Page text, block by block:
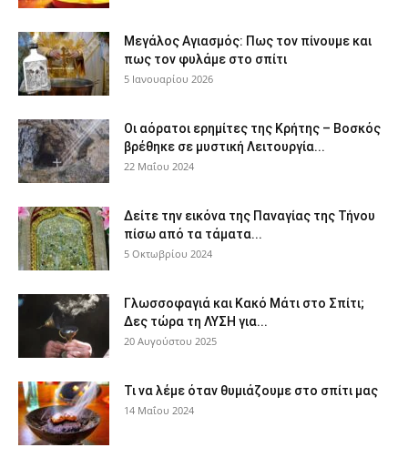
Μεγάλος Αγιασμός: Πως τον πίνουμε και
πως τον φυλάμε στο σπίτι
5 Ιανουαρίου 2026
Οι αόρατοι ερημίτες της Κρήτης – Βοσκός
βρέθηκε σε μυστική Λειτουργία...
22 Μαΐου 2024
Δείτε την εικόνα της Παναγίας της Τήνου
πίσω από τα τάματα...
5 Οκτωβρίου 2024
Γλωσσοφαγιά και Κακό Μάτι στο Σπίτι;
Δες τώρα τη ΛΥΣΗ για...
20 Αυγούστου 2025
Τι να λέμε όταν θυμιάζουμε στο σπίτι μας
14 Μαΐου 2024